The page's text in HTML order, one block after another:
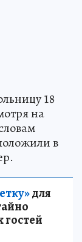
18
на
в
для
гостей